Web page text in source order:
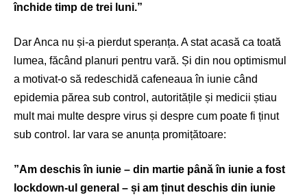
închide timp de trei luni.”
Dar Anca nu și-a pierdut speranța. A stat acasă ca toată
lumea, făcând planuri pentru vară. Și din nou optimismul
a motivat-o să redeschidă cafeneaua în iunie când
epidemia părea sub control, autoritățile și medicii știau
mult mai multe despre virus și despre cum poate fi ținut
sub control. Iar vara se anunța promițătoare:
”Am deschis în iunie – din martie până în iunie a fost
lockdown-ul general – și am ținut deschis din iunie